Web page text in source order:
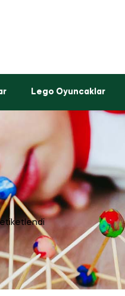
Lego Oyuncaklar
etiketlendi